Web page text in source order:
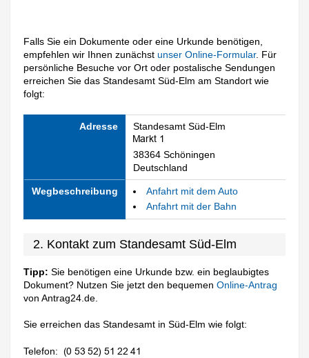
Falls Sie ein Dokumente oder eine Urkunde benötigen,
empfehlen wir Ihnen zunächstunser Online-Formular. Für
persönliche Besuche vor Ort oder postalische Sendungen
erreichen Sie das Standesamt Süd-Elm am Standort wie
folgt:
Adresse Standesamt Süd-Elm
38364 Schöningen
Deutschland
Wegbeschreibung
Anfahrt mit dem Auto
Anfahrt mit der Bahn
2. Kontakt zum Standesamt Süd-Elm
Tipp: Sie benötigen eine Urkunde bzw. ein beglaubigtes
Dokument? Nutzen Sie jetzt den bequemenOnline-Antrag
von Antrag24.de.
Sie erreichen das Standesamt in Süd-Elm wie folgt:
Telefon: